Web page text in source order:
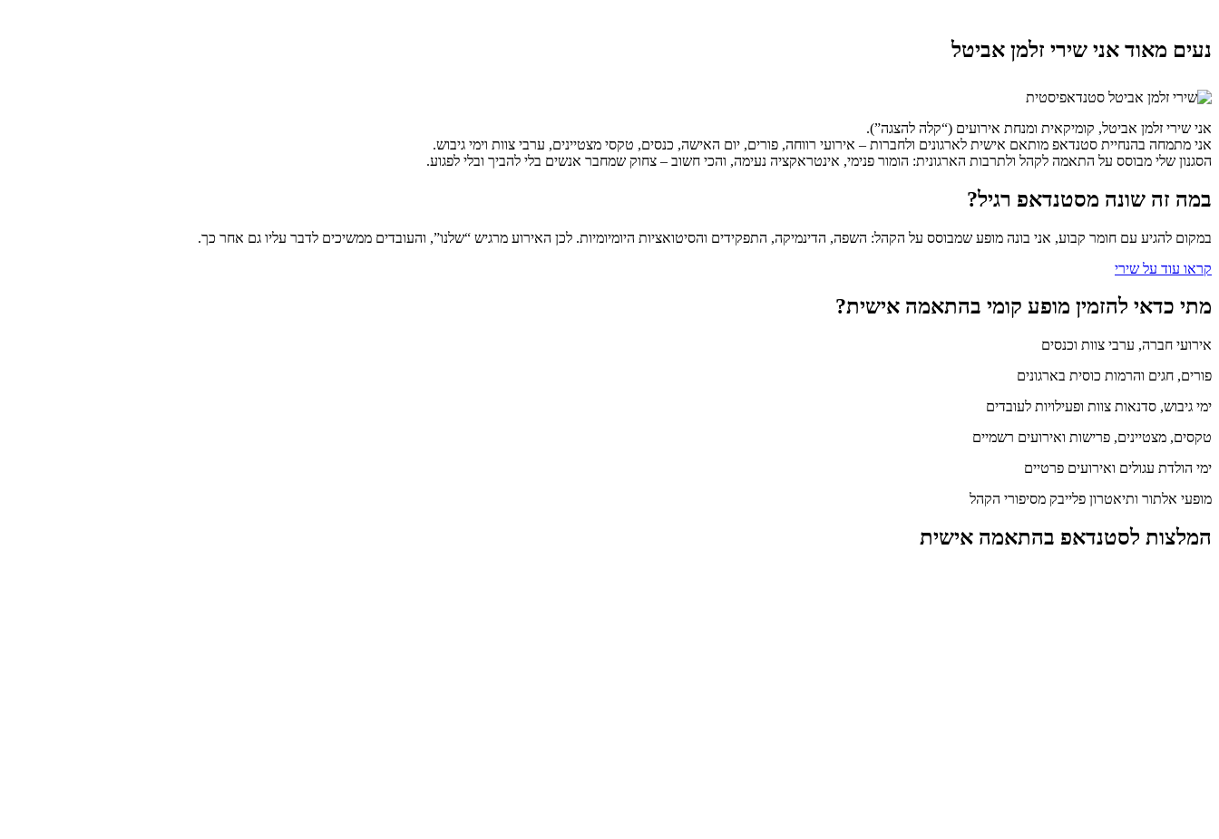
נעים מאוד אני שירי זלמן אביטל
אני שירי זלמן אביטל, קומיקאית ומנחת אירועים (“קלה להצגה”).
אני מתמחה בהנחיית סטנדאפ מותאם אישית לארגונים ולחברות – אירועי רווחה, פורים, יום האישה, כנסים, טקסי מצטיינים, ערבי צוות וימי גיבוש.
הסגנון שלי מבוסס על התאמה לקהל ולתרבות הארגונית: הומור פנימי, אינטראקציה נעימה, והכי חשוב – צחוק שמחבר אנשים בלי להביך ובלי לפגוע.
במה זה שונה מסטנדאפ רגיל?
במקום להגיע עם חומר קבוע, אני בונה מופע שמבוסס על הקהל: השפה, הדינמיקה, התפקידים והסיטואציות היומיומיות. לכן האירוע מרגיש “שלנו”, והעובדים ממשיכים לדבר עליו גם אחר כך.
קראו עוד על שירי
מתי כדאי להזמין מופע קומי בהתאמה אישית?
אירועי חברה, ערבי צוות וכנסים
פורים, חגים והרמות כוסית בארגונים
ימי גיבוש, סדנאות צוות ופעילויות לעובדים
טקסים, מצטיינים, פרישות ואירועים רשמיים
ימי הולדת עגולים ואירועים פרטיים
מופעי אלתור ותיאטרון פלייבק מסיפורי הקהל
המלצות לסטנדאפ בהתאמה אישית